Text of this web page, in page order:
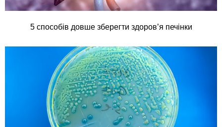
5 способів довше зберегти здоров’я печінки